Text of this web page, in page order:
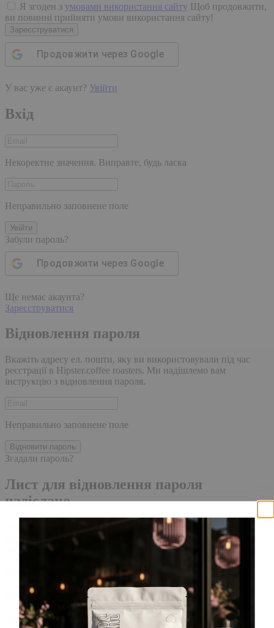
Я згоден з умовами використання сайту Щоб продовжити,
ви повинні прийняти умови використання сайту!
Зареєструватися
Продовжити через Google
У вас уже є акаунт? Увійти
Вхід
Некоректне значення. Виправте, будь ласка
Неправильно заповнене поле
Увійти
Забули пароль?
Продовжити через Google
Ще немає акаунта?
Зареєструватися
Відновлення пароля
Вкажіть адресу ел. пошти, яку ви використовували під час
реєстрації в Hipster.coffee roasters. Ми надішлемо вам
інструкцію з відновлення пароля.
Неправильно заповнене поле
Відновити пароль
Згадали пароль?
Лист для відновлення пароля
надіслано.
Лист із посиланням для скидання пароля було надіслано на
адресу електронної пошти, прив'язану до вашого облікового
запису, доставка повідомлення може зайняти кілька хвилин.
Будь ласка, зачекайте щонайменше 10 хвилин, перш ніж
ініціювати ще один запит.
Акаунт створено
Для завершення реєстрації, перейдіть за посиланням у листі,